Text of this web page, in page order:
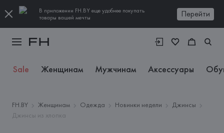
В приложении FH.BY еще удобнее покупать
товары вашей мечты
Перейти
Sale Женщинам Мужчинам Аксессуары
FH.BY Женщинам Одежда Новинки недели
Джинсы
Джинсы из хлопка